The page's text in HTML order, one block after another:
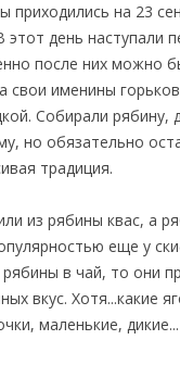
приходились на 23
этот день наступали
после них можно
свои именины
Собирали рябину,
но обязательно
традиция.
из рябины квас, а
еще у
в чай, то они
вкус. Хотя...какие
маленькие, дикие...